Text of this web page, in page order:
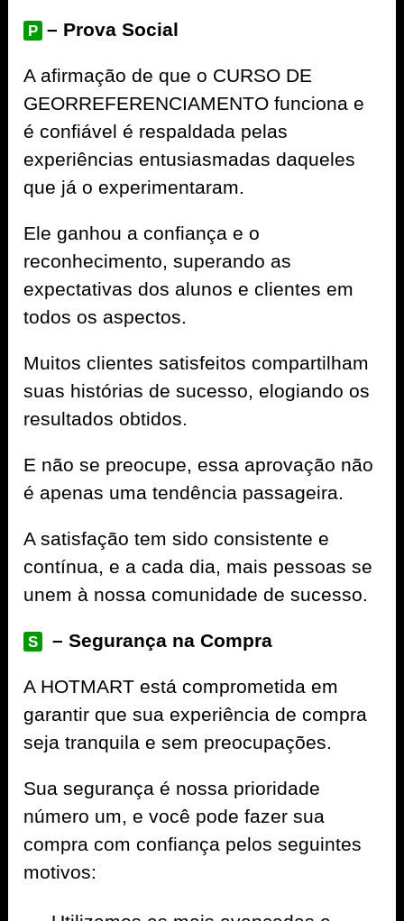
P – Prova Social
A afirmação de que o CURSO DE
GEORREFERENCIAMENTO funciona e
é confiável é respaldada pelas
experiências entusiasmadas daqueles
que já o experimentaram.
Ele ganhou a confiança e o
reconhecimento, superando as
expectativas dos alunos e clientes em
todos os aspectos.
Muitos clientes satisfeitos compartilham
suas histórias de sucesso, elogiando os
resultados obtidos.
E não se preocupe, essa aprovação não
é apenas uma tendência passageira.
A satisfação tem sido consistente e
contínua, e a cada dia, mais pessoas se
unem à nossa comunidade de sucesso.
S – Segurança na Compra
A HOTMART está comprometida em
garantir que sua experiência de compra
seja tranquila e sem preocupações.
Sua segurança é nossa prioridade
número um, e você pode fazer sua
compra com confiança pelos seguintes
motivos: